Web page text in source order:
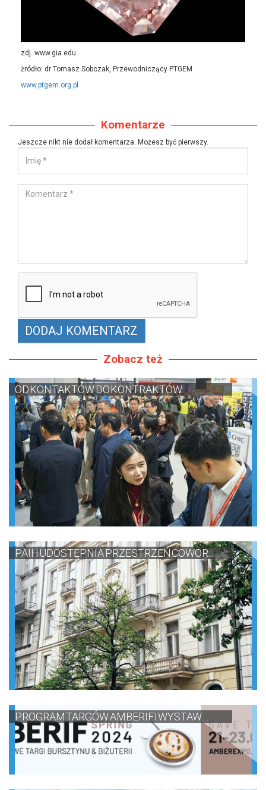
zdj. www.gia.edu
żródło: dr Tomasz Sobczak, Przewodniczący PTGEM
www.ptgem.org.pl
Komentarze
Jeszcze nikt nie dodał komentarza. Możesz być pierwszy.
Zobacz też
OD KONTAKTÓW DO KONTRAKTÓW
PAIH UDOSTĘPNIA PRZESTRZEŃ COWOR...
PROGRAM TARGÓW AMBERIF I WYSTAW ...